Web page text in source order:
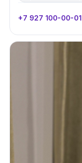
+7 927 100-00-01